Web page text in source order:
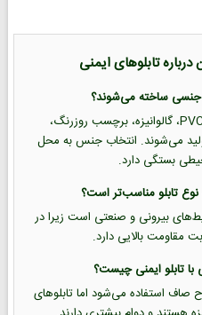
تابلوهای ایمنی
تابلوهای ایمنی معمولاً از متریال PVC، گالوانیزه، برچسب روزرنگ،
می‌شوند. انتخاب جنس به محل
بستگی دارد.
بیرونی و صنعتی است زیرا در
مقاومت بالایی دارد.
استفاده می‌شود اما تابلوهای